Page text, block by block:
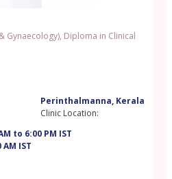
Gynaecology), Diploma in Clinical
Perinthalmanna, Kerala
Clinic Location:
to 6:00 PM IST
IST